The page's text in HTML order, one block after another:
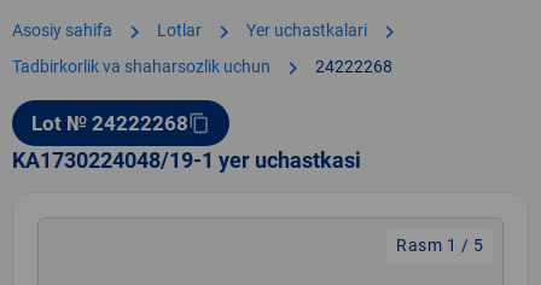
Asosiy sahifa chevron_right Lotlar chevron_right Yer uchastkalari chevron_right
Tadbirkorlik va shaharsozlik uchun chevron_right 24222268
Lot № 24222268content_copy
KA1730224048/19-1 yer uchastkasi
Rasm 1 / 5